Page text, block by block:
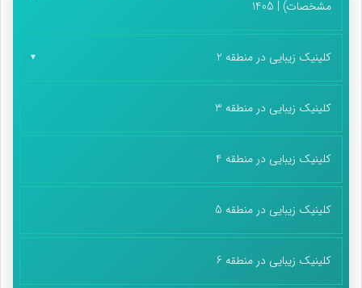
مشخصات) | 1405
کلینیک زیبایی در منطقه 2
کلینیک زیبایی در منطقه 3
کلینیک زیبایی در منطقه 4
کلینیک زیبایی در منطقه 5
کلینیک زیبایی در منطقه 6